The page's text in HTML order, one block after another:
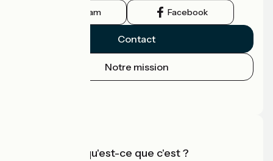
Instagram Facebook
Contact
Notre mission
Accueil Vélo qu'est-ce que c'est ?